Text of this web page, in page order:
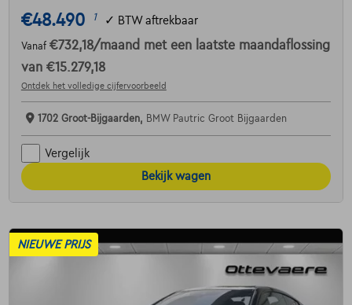
€48.490 1 ✓ BTW aftrekbaar
Vanaf €732,18/maand met een laatste maandaflossing
van €15.279,18
Ontdek het volledige cijfervoorbeeld
1702 Groot-Bijgaarden, BMW Pautric Groot Bijgaarden
Vergelijk
Bekijk wagen
NIEUWE PRIJS